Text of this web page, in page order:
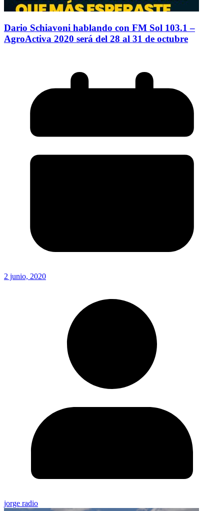
Dario Schiavoni hablando con FM Sol 103.1 –
AgroActiva 2020 será del 28 al 31 de octubre
2 junio, 2020
jorge radio